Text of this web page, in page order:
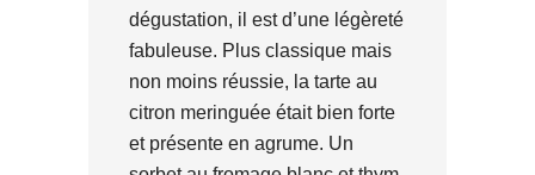
dégustation, il est d’une légèreté
fabuleuse. Plus classique mais
non moins réussie, la tarte au
citron meringuée était bien forte
et présente en agrume. Un